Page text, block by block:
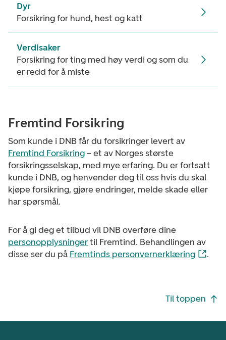
Dyr
Forsikring for hund, hest og katt
Verdisaker
Forsikring for ting med høy verdi og som du
er redd for å miste
Fremtind Forsikring
Som kunde i DNB får du forsikringer levert av
Fremtind Forsikring – et av Norges største
forsikringsselskap, med mye erfaring. Du er fortsatt
kunde i DNB, og henvender deg til oss hvis du skal
kjøpe forsikring, gjøre endringer, melde skade eller
har spørsmål.
For å gi deg et tilbud vil DNB overføre dine
personopplysningertil Fremtind. Behandlingen av
disse ser du på Fremtinds personvernerklæring .
Til toppen